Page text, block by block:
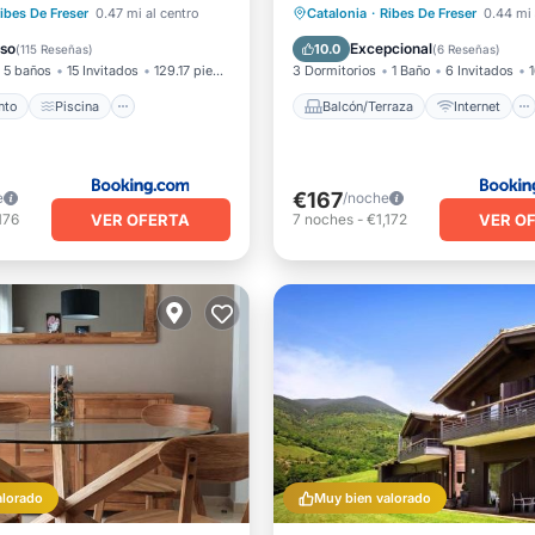
De Freser 0.47 mi al centro
(115 Reseñas)
5 baños 15 Invitados 129.17 pies²
Piscina
Piscina
Esquí
VER OFERTA
Catalonia · Ribes De Freser 0.44 mi
10.0 Excepcional(6 Reseñas)
3 Dormitorios 1 Baño 6 Invitados
Balcón/Terraza Internet
Balcón/Terraza Internet
Seguridad/Protección
€167/noche
7 noches- €1,172 VER
Muy bien valorado